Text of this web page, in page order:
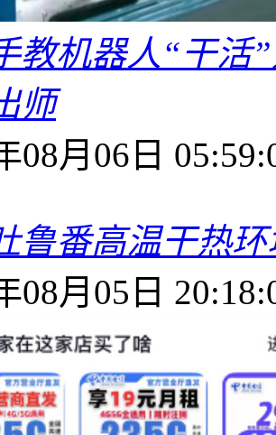
教机器人“干活
师
08月06日
鲁番高温干热
08月05日